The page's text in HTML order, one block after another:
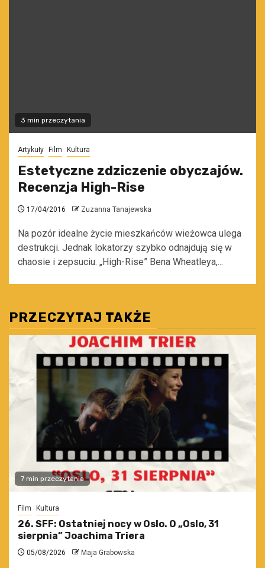
3 min przeczytania
Artykuły Film Kultura
Estetyczne zdziczenie obyczajów.
Recenzja High-Rise
17/04/2016 Zuzanna Tanajewska
Na pozór idealne życie mieszkańców wieżowca ulega
destrukcji. Jednak lokatorzy szybko odnajdują się w
chaosie i zepsuciu. „High-Rise” Bena Wheatleya,...
PRZECZYTAJ TAKŻE
7 min przeczytania
Film Kultura
26. SFF: Ostatniej nocy w Oslo. O „Oslo, 31
sierpnia” Joachima Triera
05/08/2026 Maja Grabowska